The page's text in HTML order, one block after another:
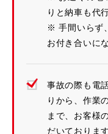
りと納車も代
※ 手間いらず
お付き合いに
事故の際も電
りから、作業
まで、お客様
だいております